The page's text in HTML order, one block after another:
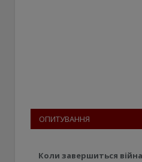
ОПИТУВАННЯ
Коли завершиться